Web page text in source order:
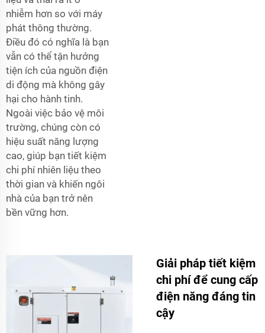
nhiễm hơn so với máy
phát thông thường.
Điều đó có nghĩa là bạn
vẫn có thể tận hưởng
tiện ích của nguồn điện
di động mà không gây
hại cho hành tinh.
Ngoài việc bảo vệ môi
trường, chúng còn có
hiệu suất năng lượng
cao, giúp bạn tiết kiệm
chi phí nhiên liệu theo
thời gian và khiến ngôi
nhà của bạn trở nên
bền vững hơn.
Giải pháp tiết kiệm
chi phí để cung cấp
điện năng đáng tin
cậy